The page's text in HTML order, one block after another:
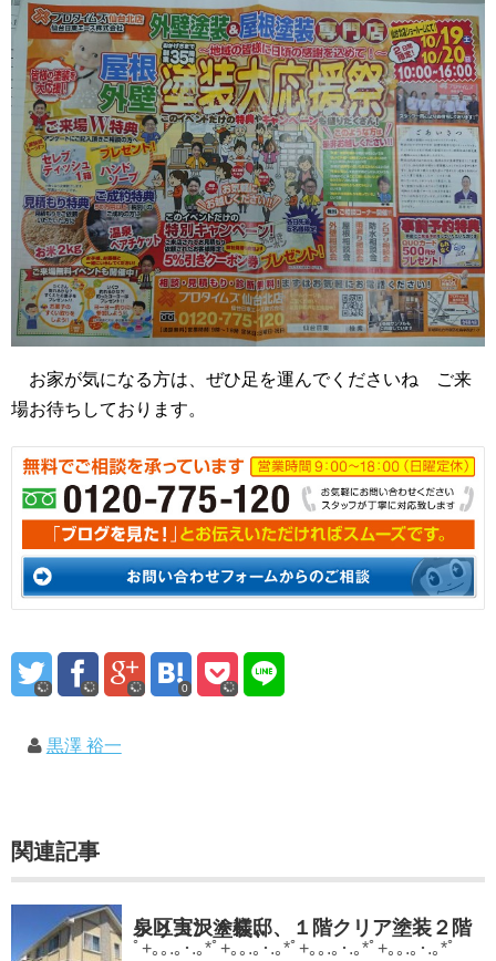
お家が気になる方は、ぜひ足を運んでくださいね ご来
場お待ちしております。
0
黒澤 裕一
関連記事
泉区実沢Ａ様邸、１階クリア塗装２階シリコン塗装、
ﾟ+｡｡.｡･.｡*ﾟ+｡｡.｡･.｡*ﾟ+｡｡.｡･.｡*ﾟ+｡｡.｡･.｡*ﾟ